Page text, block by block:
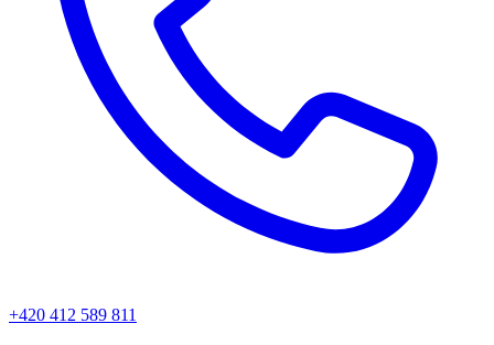
+420 412 589 811